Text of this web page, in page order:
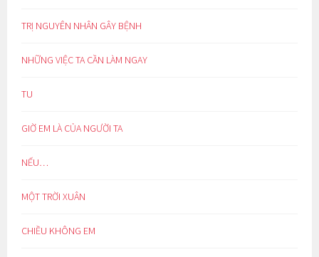
TRỊ NGUYÊN NHÂN GÂY BỆNH
NHỮNG VIỆC TA CẦN LÀM NGAY
TU
GIỜ EM LÀ CỦA NGƯỜI TA
NẾU…
MỘT TRỜI XUÂN
CHIỀU KHÔNG EM